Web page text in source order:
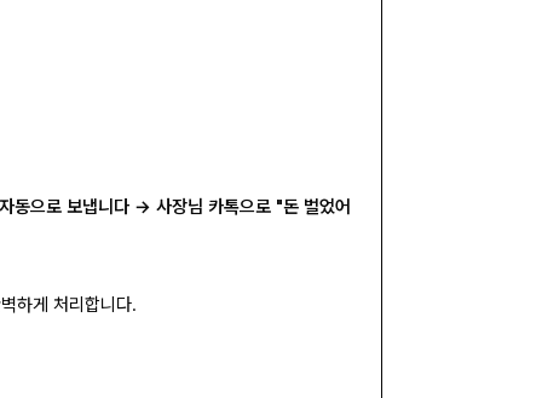
동으로 보냅니다 → 사장님 카톡으로 "돈 벌었어
하게 처리합니다.